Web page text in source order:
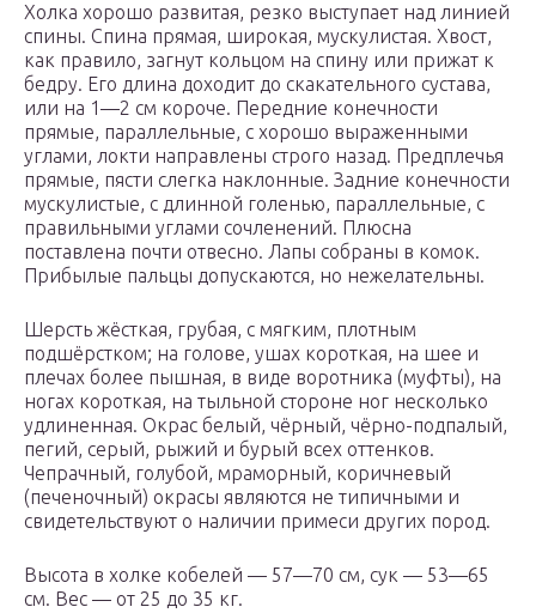
Холка хорошо развитая, резко выступает над линией
спины. Спина прямая, широкая, мускулистая. Хвост,
как правило, загнут кольцом на спину или прижат к
бедру. Его длина доходит до скакательного сустава,
или на 1—2 см короче. Передние конечности
прямые, параллельные, с хорошо выраженными
углами, локти направлены строго назад. Предплечья
прямые, пясти слегка наклонные. Задние конечности
мускулистые, с длинной голенью, параллельные, с
правильными углами сочленений. Плюсна
поставлена почти отвесно. Лапы собраны в комок.
Прибылые пальцы допускаются, но нежелательны.
Шерсть жёсткая, грубая, с мягким, плотным
подшёрстком; на голове, ушах короткая, на шее и
плечах более пышная, в виде воротника (муфты), на
ногах короткая, на тыльной стороне ног несколько
удлиненная. Окрас белый, чёрный, чёрно-подпалый,
пегий, серый, рыжий и бурый всех оттенков.
Чепрачный, голубой, мраморный, коричневый
(печеночный) окрасы являются не типичными и
свидетельствуют о наличии примеси других пород.
Высота в холке кобелей — 57—70 см, сук — 53—65
см. Вес — от 25 до 35 кг.